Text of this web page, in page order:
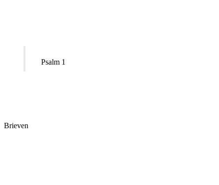
Psalm 1
Brieven